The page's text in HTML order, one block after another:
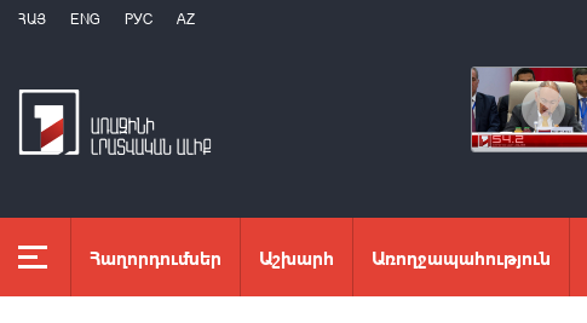
ՀԱՅ ENG РУС AZ
Հաղորդումներ Աշխարհ Առողջապահություն